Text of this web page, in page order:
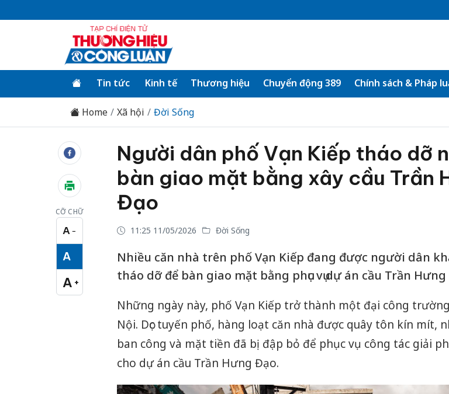
Tin tức Kinh tế Thương hiệu Chuyển động 389 Chính sách & Pháp
Home Xã hội Đời Sống
CỠ CHỮ
A −
Cỡ chữ nhỏ
A
Cỡ chữ vừa
A +
Cỡ chữ lớn
Người dân phố Vạn Kiếp tháo dỡ
bàn giao mặt bằng xây cầu Trần
Đạo
11:25 11/05/2026 Đời Sống
Nhiều căn nhà trên phố Vạn Kiếp đang được người dân
tháo dỡ để bàn giao mặt bằng phục vụ dự án cầu Trần
Những ngày này, phố Vạn Kiếp trở thành một đại công
Nội. Dọc tuyến phố, hàng loạt căn nhà được quây tôn kín mít,
ban công và mặt tiền đã bị đập bỏ để phục vụ công tác giải
cho dự án cầu Trần Hưng Đạo.